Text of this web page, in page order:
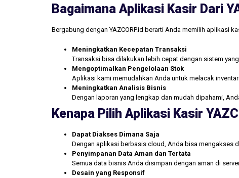
Bagaimana Aplikasi Kasir Dari
Bergabung dengan YAZCORP.id berarti Anda memilih aplikasi
Meningkatkan Kecepatan Transaksi
Transaksi bisa dilakukan lebih cepat dengan sistem
Mengoptimalkan Pengelolaan Stok
Aplikasi kami memudahkan Anda untuk melacak
Meningkatkan Analisis Bisnis
Dengan laporan yang lengkap dan mudah dipahami,
Kenapa Pilih Aplikasi Kasir
Dapat Diakses Dimana Saja
Dengan aplikasi berbasis cloud, Anda bisa mengakses
Penyimpanan Data Aman dan Tertata
Semua data bisnis Anda disimpan dengan aman di
Desain yang Responsif